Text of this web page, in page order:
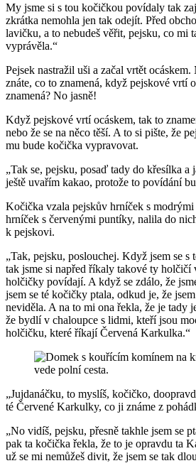
My jsme si s tou kočičkou povídaly tak
zkrátka nemohla jen tak odejít. Před
lavičku, a to nebudeš věřit, pejsku, co mi
vyprávěla.“
Pejsek nastražil uši a začal vrtět
znáte, co to znamená, když pejskové vrtí
znamená? No jasně!
Když pejskové vrtí ocáskem, tak to
nebo že se na něco těší. A to si pište, že
mu bude kočička vypravovat.
„Tak se, pejsku, posaď tady do křesílka a
ještě uvařím kakao, protože to povídání
Kočička vzala pejskův hrníček s
hrníček s červenými puntíky, nalila do
k pejskovi.
„Tak, pejsku, poslouchej. Když jsem se s
tak jsme si napřed říkaly takové ty holčičí
holčičky povídají. A když se zdálo, že
jsem se té kočičky ptala, odkud je, že
neviděla. A na to mi ona řekla, že je tady
že bydlí v chaloupce s lidmi, kteří jsou
holčičku, které říkají Červená Karkulka.“
„Jujdanáčku, to myslíš, kočičko,
té Červené Karkulky, co ji známe z
„No vidíš, pejsku, přesně takhle jsem se
pak ta kočička řekla, že to je opravdu ta
už se mi nemůžeš divit, že jsem se tak